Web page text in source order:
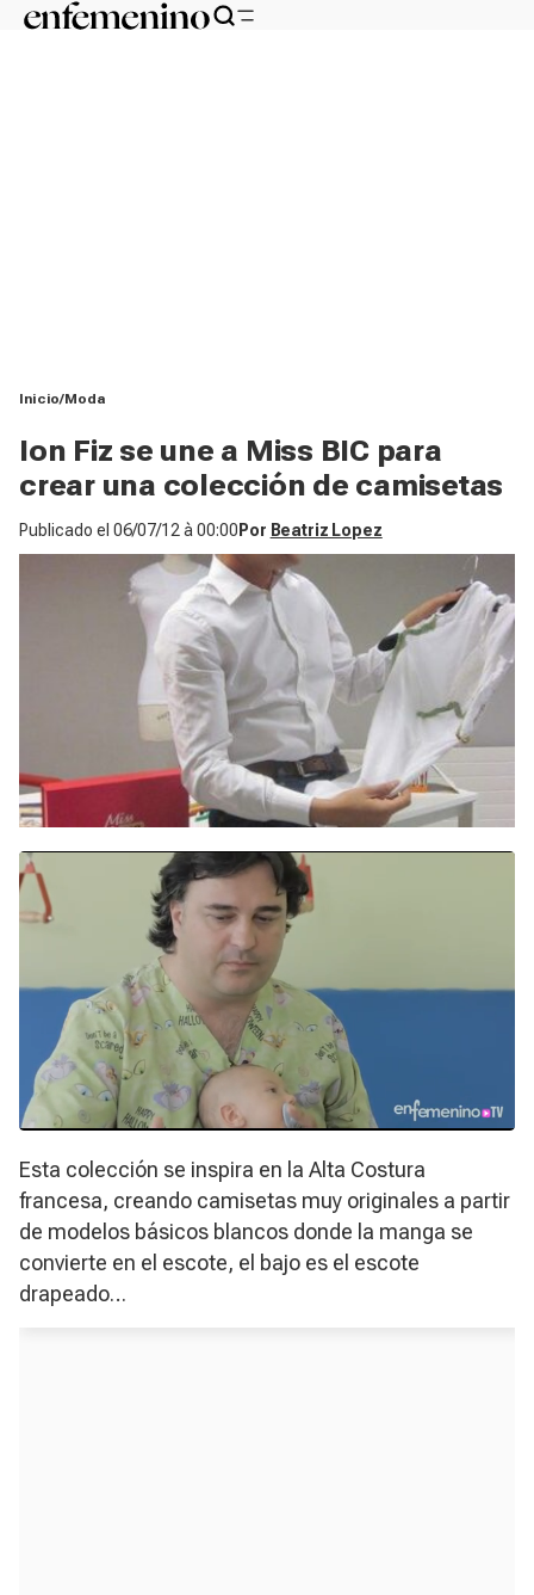
Inicio Moda
Ion Fiz se une a Miss BIC para
crear una colección de camisetas
Publicado el 06/07/12 à 00:00 Por Beatriz Lopez
Esta colección se inspira en la Alta Costura
francesa, creando camisetas muy originales a partir
de modelos básicos blancos donde la manga se
convierte en el escote, el bajo es el escote
drapeado…